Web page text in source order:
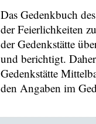
Das Gedenkbuch
der Feierlichkeiten
der Gedenkstätte
und berichtigt.
Gedenkstätte
den Angaben im